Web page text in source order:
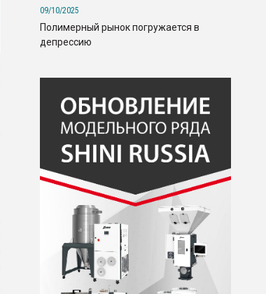
09/10/2025
Полимерный рынок погружается в
депрессию